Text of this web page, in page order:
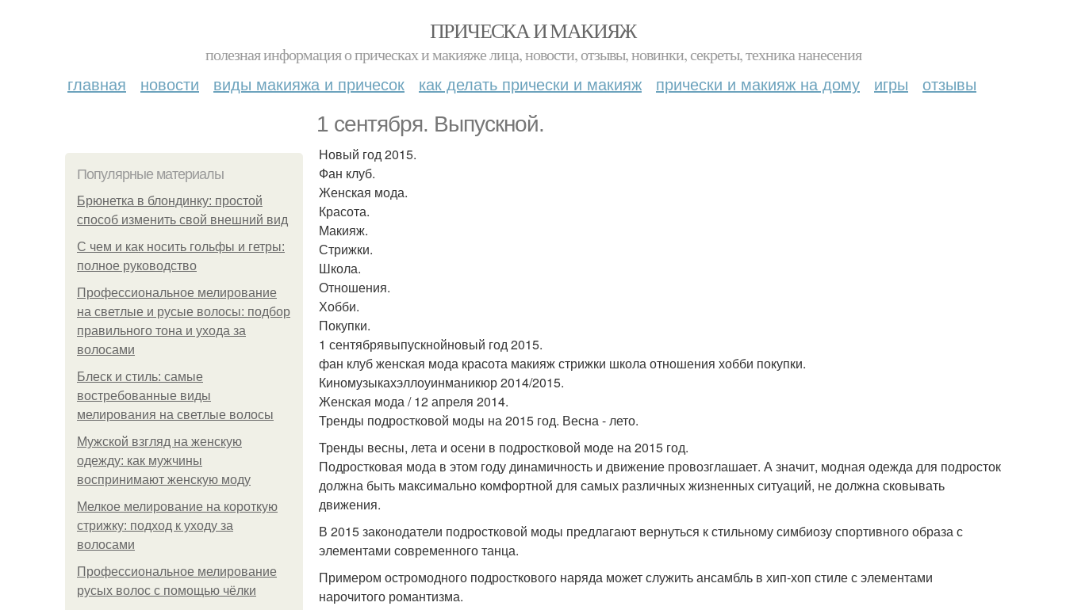
ПРИЧЕСКА И МАКИЯЖ
полезная информация о прическах и макияже лица, новости, отзывы, новинки, секреты, техника нанесения
главная новости виды макияжа и причесок как делать прически и макияж прически и макияж на дому игры отзывы
1 сентября. Выпускной.
Популярные материалы
Брюнетка в блондинку: простой
способ изменить свой внешний вид
С чем и как носить гольфы и гетры:
полное руководство
Профессиональное мелирование
на светлые и русые волосы: подбор
правильного тона и ухода за
волосами
Блеск и стиль: самые
востребованные виды
мелирования на светлые волосы
Мужской взгляд на женскую
одежду: как мужчины
воспринимают женскую моду
Мелкое мелирование на короткую
стрижку: подход к уходу за
волосами
Профессиональное мелирование
русых волос с помощью чёлки
Новый год 2015.
Фан клуб.
Женская мода.
Красота.
Макияж.
Стрижки.
Школа.
Отношения.
Хобби.
Покупки.
1 сентябрявыпускнойновый год 2015.
фан клуб женская мода красота макияж стрижки школа отношения хобби покупки.
Киномузыкахэллоуинманикюр 2014/2015.
Женская мода / 12 апреля 2014.
Тренды подростковой моды на 2015 год. Весна - лето.
Тренды весны, лета и осени в подростковой моде на 2015 год.
Подростковая мода в этом году динамичность и движение провозглашает. А значит, модная одежда для подросток
должна быть максимально комфортной для самых различных жизненных ситуаций, не должна сковывать
движения.
В 2015 законодатели подростковой моды предлагают вернуться к стильному симбиозу спортивного образа с
элементами современного танца.
Примером остромодного подросткового наряда может служить ансамбль в хип-хоп стиле с элементами
нарочитого романтизма.